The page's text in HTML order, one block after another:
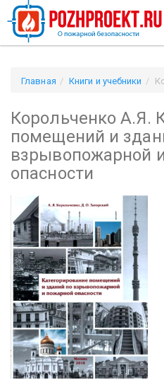
Главная Книги и учебники
пожарной опасности
Корольченко А.Я.
помещений и
взрывопожарной
опасности